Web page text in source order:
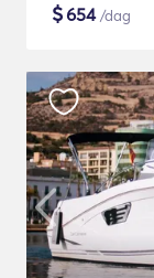
$654/dag